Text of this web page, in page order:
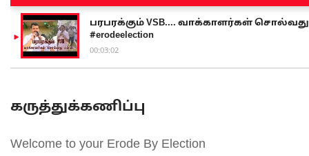
பரபரக்கும் VSB.... வாக்காளர்கள் சொல்வது
#erodeelection
00:03:02
கருத்துக்கணிப்பு
Welcome to your Erode By Election